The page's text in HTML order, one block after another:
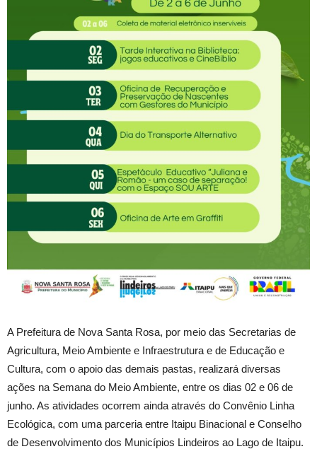
A Prefeitura de Nova Santa Rosa, por meio das Secretarias de
Agricultura, Meio Ambiente e Infraestrutura e de Educação e
Cultura, com o apoio das demais pastas, realizará diversas
ações na Semana do Meio Ambiente, entre os dias 02 e 06 de
junho. As atividades ocorrem ainda através do Convênio Linha
Ecológica, com uma parceria entre Itaipu Binacional e Conselho
de Desenvolvimento dos Municípios Lindeiros ao Lago de Itaipu.